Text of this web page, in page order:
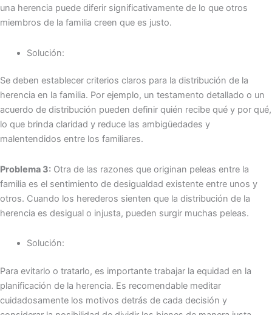
una herencia puede diferir significativamente de lo que otros
miembros de la familia creen que es justo.
Solución:
Se deben establecer criterios claros para la distribución de la
herencia en la familia. Por ejemplo, un testamento detallado o un
acuerdo de distribución pueden definir quién recibe qué y por qué,
lo que brinda claridad y reduce las ambigüedades y
malentendidos entre los familiares.
Problema 3: Otra de las razones que originan peleas entre la
familia es el sentimiento de desigualdad existente entre unos y
otros. Cuando los herederos sienten que la distribución de la
herencia es desigual o injusta, pueden surgir muchas peleas.
Solución:
Para evitarlo o tratarlo, es importante trabajar la equidad en la
planificación de la herencia. Es recomendable meditar
cuidadosamente los motivos detrás de cada decisión y